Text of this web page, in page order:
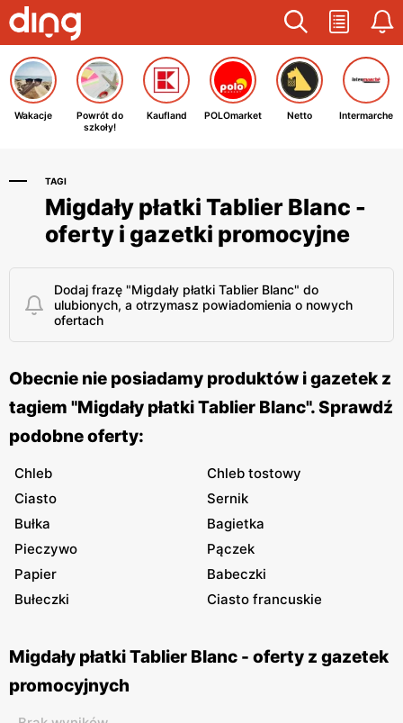
Wakacje
Powrót do
szkoły!
Kaufland POLOmarket Netto Intermarche
TAGI
Migdały płatki Tablier Blanc -
oferty i gazetki promocyjne
Dodaj frazę "Migdały płatki Tablier Blanc" do
ulubionych, a otrzymasz powiadomienia o nowych
ofertach
Obecnie nie posiadamy produktów i gazetek z
tagiem "Migdały płatki Tablier Blanc". Sprawdź
podobne oferty:
Chleb
Chleb tostowy
Ciasto
Sernik
Bułka
Bagietka
Pieczywo
Pączek
Papier
Babeczki
Bułeczki
Ciasto francuskie
Migdały płatki Tablier Blanc - oferty z gazetek
promocyjnych